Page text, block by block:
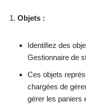
Objets :
Identifiez des
Gestionnaire de
Ces objets
chargées de
gérer les paniers